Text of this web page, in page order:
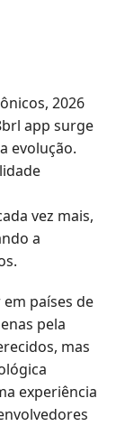
2026
app surge
evolução.
vez mais,
a
países de
pela
mas
experiência